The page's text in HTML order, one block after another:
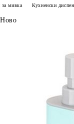
за мивка Кухненски